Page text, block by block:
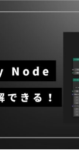
ました！
こともすぐ質問で
ース内でお会いで